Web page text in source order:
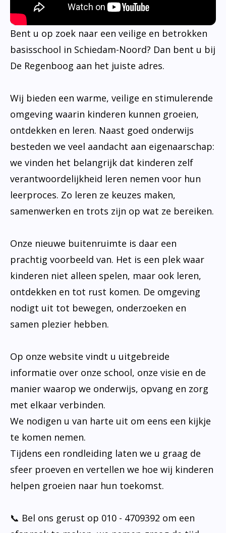
Bent u op zoek naar een veilige en betrokken
basisschool in Schiedam-Noord? Dan bent u bij
De Regenboog aan het juiste adres.
Wij bieden een warme, veilige en stimulerende
omgeving waarin kinderen kunnen groeien,
ontdekken en leren. Naast goed onderwijs
besteden we veel aandacht aan eigenaarschap:
we vinden het belangrijk dat kinderen zelf
verantwoordelijkheid leren nemen voor hun
leerproces. Zo leren ze keuzes maken,
samenwerken en trots zijn op wat ze bereiken.
Onze nieuwe buitenruimte is daar een
prachtig voorbeeld van. Het is een plek waar
kinderen niet alleen spelen, maar ook leren,
ontdekken en tot rust komen. De omgeving
nodigt uit tot bewegen, onderzoeken en
samen plezier hebben.
Op onze website vindt u uitgebreide
informatie over onze school, onze visie en de
manier waarop we onderwijs, opvang en zorg
met elkaar verbinden.
We nodigen u van harte uit om eens een kijkje
te komen nemen.
Tijdens een rondleiding laten we u graag de
sfeer proeven en vertellen we hoe wij kinderen
helpen groeien naar hun toekomst.
📞 Bel ons gerust op 010 - 4709392 om een